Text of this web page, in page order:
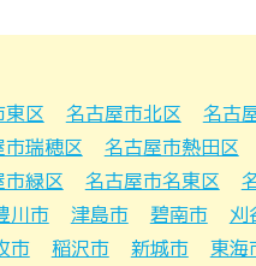
東区 名古屋市北区 名古
瑞穂区 名古屋市熱田区
緑区 名古屋市名東区
川市 津島市 碧南市 刈
市 稲沢市 新城市 東海